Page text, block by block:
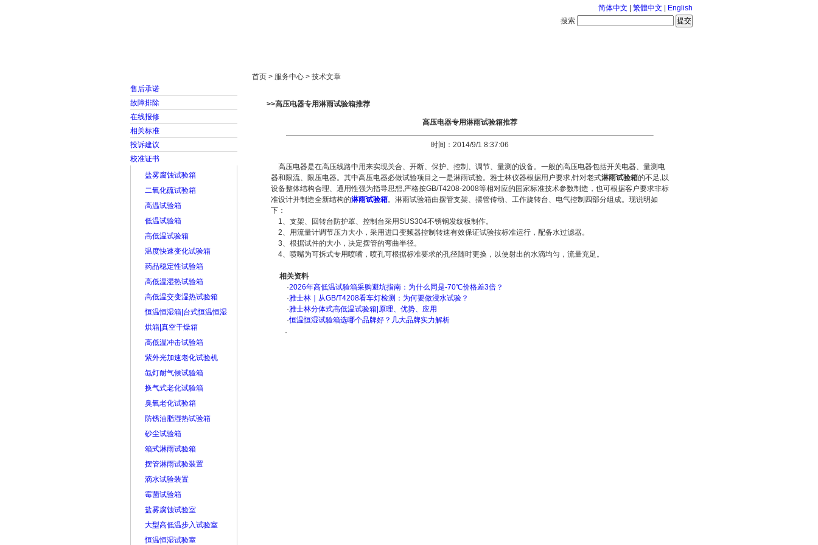
简体中文 繁體中文
English
搜索
售后承诺
故障排除
在线报修
相关标准
投诉建议
校准证书
盐雾腐蚀试验箱
二氧化硫试验箱
高温试验箱
低温试验箱
高低温试验箱
温度快速变化试验箱
药品稳定性试验箱
高低温湿热试验箱
高低温交变湿热试验箱
恒温恒湿箱|台式恒温恒湿
烘箱|真空干燥箱
高低温冲击试验箱
紫外光加速老化试验机
氙灯耐气候试验箱
换气式老化试验箱
臭氧老化试验箱
防锈油脂湿热试验箱
砂尘试验箱
箱式淋雨试验箱
摆管淋雨试验装置
滴水试验装置
霉菌试验箱
盐雾腐蚀试验室
大型高低温步入试验室
恒温恒湿试验室
首页 > 服务中心 > 技术文章
>>高压电器专用淋雨试验箱推荐
高压电器专用淋雨试验箱推荐
时间：2014/9/1 8:37:06
高压电器是在高压线路中用来实现关合、开断、保护、控制、调节、量测的设备。一般的高压电器包括开关电器、量测电
器和限流、限压电器。其中高压电器必做试验项目之一是淋雨试验。雅士林仪器根据用户要求,针对老式淋雨试验箱的不足,以
设备整体结构合理、通用性强为指导思想,严格按GB/T4208-2008等相对应的国家标准技术参数制造，也可根据客户要求非标
准设计并制造全新结构的淋雨试验箱。淋雨试验箱由摆管支架、摆管传动、工作旋转台、电气控制四部分组成。现说明如
下：
1、支架、回转台防护罩、控制台采用SUS304不锈钢发纹板制作。
2、用流量计调节压力大小，采用进口变频器控制转速有效保证试验按标准运行，配备水过滤器。
3、根据试件的大小，决定摆管的弯曲半径。
4、喷嘴为可拆式专用喷嘴，喷孔可根据标准要求的孔径随时更换，以使射出的水滴均匀，流量充足。
相关资料
·2026年高低温试验箱采购避坑指南：为什么同是-70℃价格差3倍？
·雅士林｜从GB/T4208看车灯检测：为何要做浸水试验？
·雅士林分体式高低温试验箱|原理、优势、应用
·恒温恒湿试验箱选哪个品牌好？几大品牌实力解析
·